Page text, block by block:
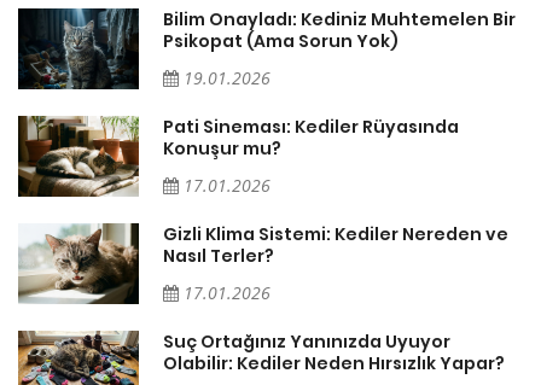
Bilim Onayladı: Kediniz Muhtemelen Bir
Psikopat (Ama Sorun Yok)
19.01.2026
Pati Sineması: Kediler Rüyasında
Konuşur mu?
17.01.2026
Gizli Klima Sistemi: Kediler Nereden ve
Nasıl Terler?
17.01.2026
Suç Ortağınız Yanınızda Uyuyor
Olabilir: Kediler Neden Hırsızlık Yapar?